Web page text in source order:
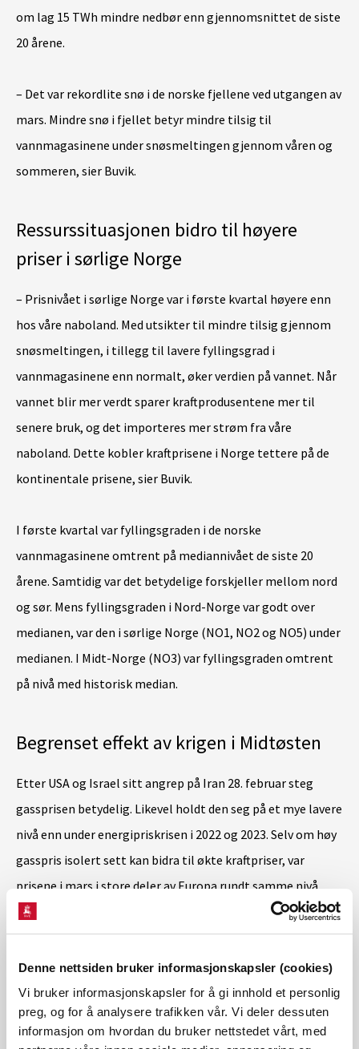
Denne nettsiden bruker informasjonskapsler (cookies)
Vi bruker informasjonskapsler for å gi innhold et personlig
preg, og for å analysere trafikken vår. Vi deler dessuten
informasjon om hvordan du bruker nettstedet vårt, med
om lag 15 TWh mindre nedbør enn gjennomsnittet de siste
20 årene.
– Det var rekordlite snø i de norske fjellene ved utgangen av
mars. Mindre snø i fjellet betyr mindre tilsig til
vannmagasinene under snøsmeltingen gjennom våren og
sommeren, sier Buvik.
Ressurssituasjonen bidro til høyere
priser i sørlige Norge
– Prisnivået i sørlige Norge var i første kvartal høyere enn
hos våre naboland. Med utsikter til mindre tilsig gjennom
snøsmeltingen, i tillegg til lavere fyllingsgrad i
vannmagasinene enn normalt, øker verdien på vannet. Når
vannet blir mer verdt sparer kraftprodusentene mer til
senere bruk, og det importeres mer strøm fra våre
naboland. Dette kobler kraftprisene i Norge tettere på de
kontinentale prisene, sier Buvik.
I første kvartal var fyllingsgraden i de norske
vannmagasinene omtrent på mediannivået de siste 20
årene. Samtidig var det betydelige forskjeller mellom nord
og sør. Mens fyllingsgraden i Nord-Norge var godt over
medianen, var den i sørlige Norge (NO1, NO2 og NO5) under
medianen. I Midt-Norge (NO3) var fyllingsgraden omtrent
på nivå med historisk median.
Begrenset effekt av krigen i Midtøsten
Etter USA og Israel sitt angrep på Iran 28. februar steg
gassprisen betydelig. Likevel holdt den seg på et mye lavere
nivå enn under energipriskrisen i 2022 og 2023. Selv om høy
gasspris isolert sett kan bidra til økte kraftpriser, var
prisene i mars i store deler av Europa rundt samme nivå
som for samme måned i fjor. Grunnen til at de økte
gassprisene hadde relativt begrenset innvirkning på
kraftprisene i mars er sammensatt.
– Mildere vær, mer produksjon fra solkraft og redusert
kraftforbruk fra månedene før bidro til å begrense